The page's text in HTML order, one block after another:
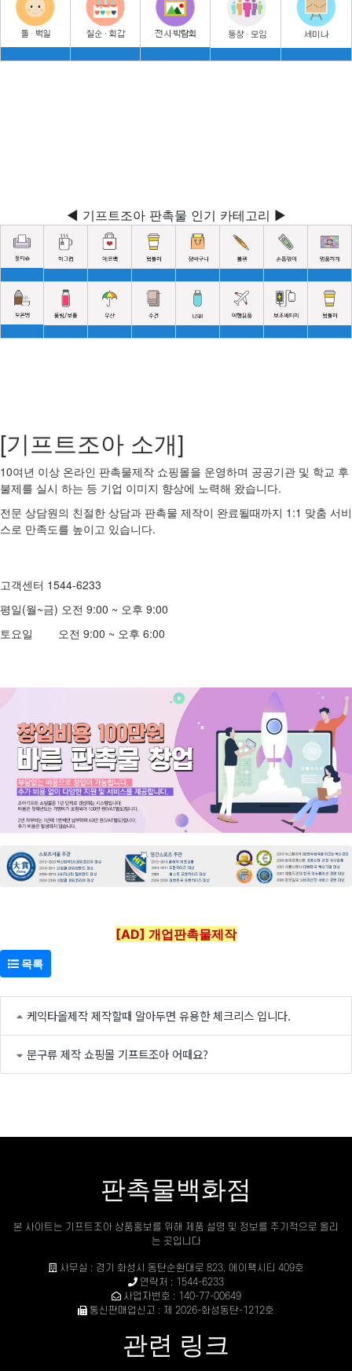
◀ 기프트조아 판촉물 인기 카테고리 ▶
[기프트조아 소개]
10여년 이상 온라인 판촉물제작 쇼핑몰을 운영하며 공공기관 및 학교 후
불제를 실시 하는 등 기업 이미지 향상에 노력해 왔습니다.
전문 상담원의 친절한 상담과 판촉물 제작이 완료될때까지 1:1 맞춤 서비
스로 만족도를 높이고 있습니다.
고객센터 1544-6233
평일(월~금) 오전 9:00 ~ 오후 9:00
토요일 오전 9:00 ~ 오후 6:00
[AD] 개업판촉물제작
목록
케익타올제작 제작할때 알아두면 유용한 체크리스 입니다.
문구류 제작 쇼핑몰 기프트조아 어때요?
판촉물백화점
본 사이트는 기프트조아 상품홍보를 위해 제품 설명 및 정보를 주기적으로 올리
는 곳입니다
사무실 : 경기 화성시 동탄순환대로 823, 에이팩시티 409호
연락처 : 1544-6233
사업자번호 : 140-77-00649
통신판매업신고 : 제 2026-화성동탄-1212호
관련 링크